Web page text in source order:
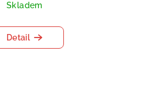
Skladem
Detail